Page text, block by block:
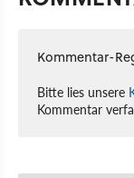
Kommentar-
Bitte lies unsere
Kommentar